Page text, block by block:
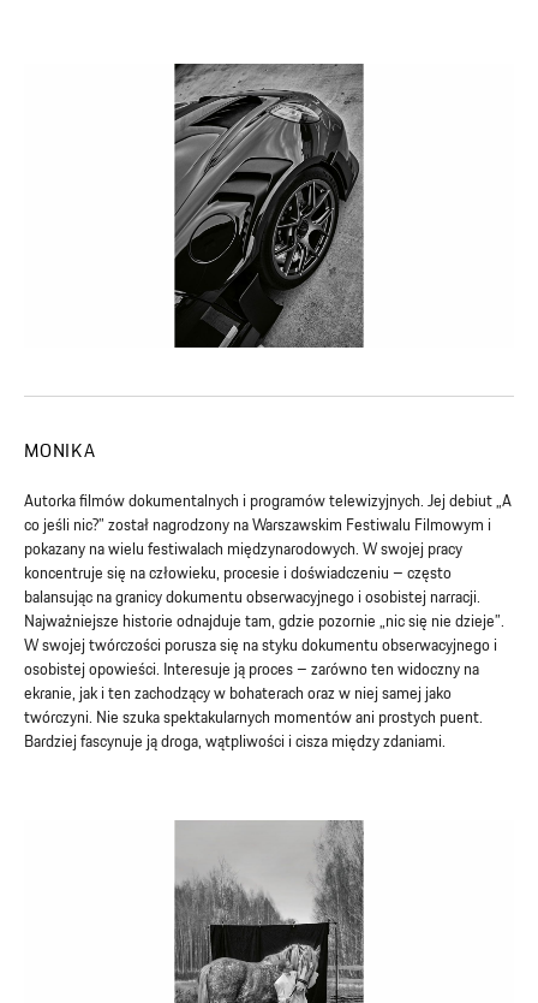
MONIKA
Autorka filmów dokumentalnych i programów telewizyjnych. Jej debiut „A
co jeśli nic?” został nagrodzony na Warszawskim Festiwalu Filmowym i
pokazany na wielu festiwalach międzynarodowych. W swojej pracy
koncentruje się na człowieku, procesie i doświadczeniu – często
balansując na granicy dokumentu obserwacyjnego i osobistej narracji.
Najważniejsze historie odnajduje tam, gdzie pozornie „nic się nie dzieje”.
W swojej twórczości porusza się na styku dokumentu obserwacyjnego i
osobistej opowieści. Interesuje ją proces – zarówno ten widoczny na
ekranie, jak i ten zachodzący w bohaterach oraz w niej samej jako
twórczyni. Nie szuka spektakularnych momentów ani prostych puent.
Bardziej fascynuje ją droga, wątpliwości i cisza między zdaniami.